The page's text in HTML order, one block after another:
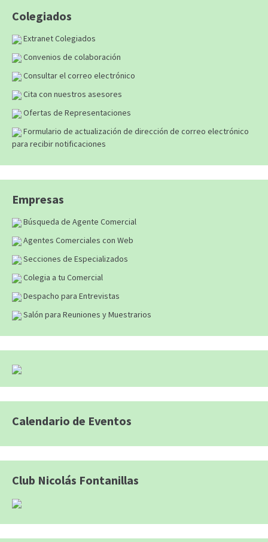
Colegiados
Extranet Colegiados
Convenios de colaboración
Consultar el correo electrónico
Cita con nuestros asesores
Ofertas de Representaciones
Formulario de actualización de dirección de correo electrónico
para recibir notificaciones
Empresas
Búsqueda de Agente Comercial
Agentes Comerciales con Web
Secciones de Especializados
Colegia a tu Comercial
Despacho para Entrevistas
Salón para Reuniones y Muestrarios
Calendario de Eventos
Club Nicolás Fontanillas